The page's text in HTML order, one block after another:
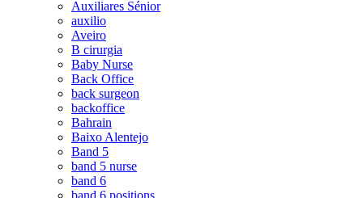
Auxiliares Sénior
auxilio
Aveiro
B cirurgia
Baby Nurse
Back Office
back surgeon
backoffice
Bahrain
Baixo Alentejo
Band 5
band 5 nurse
band 6
band 6 positions